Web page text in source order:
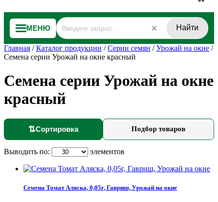
МЕНЮ Найти
Главная /Каталог продукции /Серии семян /Урожай на окне /
Семена серии Урожай на окне красный
Семена серии Урожай на окне
красный
⇅Сортировка Подбор товаров
Выводить по: элементов
Семена Томат Аляска, 0,05г, Гавриш, Урожай на окне